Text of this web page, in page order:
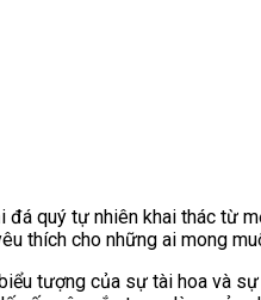
quý tự nhiên khai thác từ
thích cho những ai mong
tượng của sự tài hoa và